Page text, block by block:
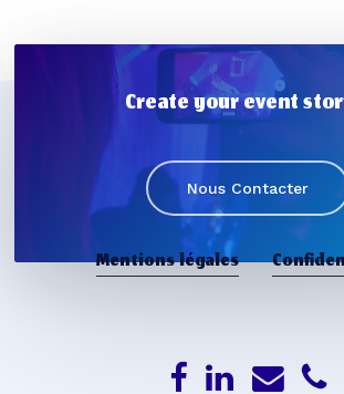
Create your event
Nous Contacter
Mentions légales